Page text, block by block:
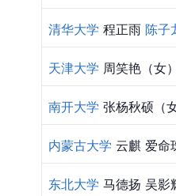
清华大学 程正雨 陈子
天津大学 周笑艳（女
南开大学 张杨秋硕（
内蒙古大学 云麒 爱命
东北大学 马德扬 吴影